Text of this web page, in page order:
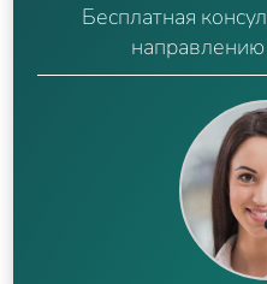
Бесплатная
направлению